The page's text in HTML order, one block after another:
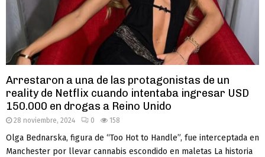
Arrestaron a una de las protagonistas de un
reality de Netflix cuando intentaba ingresar USD
150.000 en drogas a Reino Unido
28 noviembre, 2024 0 158
Olga Bednarska, figura de “Too Hot to Handle”, fue interceptada en
Manchester por llevar cannabis escondido en maletas La historia